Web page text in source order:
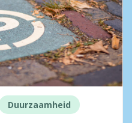
Duurzaamheid